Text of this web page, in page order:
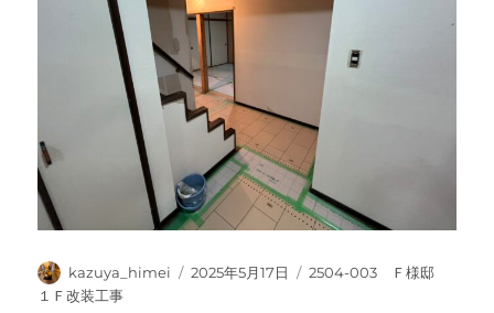
投
稿
kazuya_himei
投
2025年5月17日
カ
2504-003 Ｆ様邸
１Ｆ改装工事